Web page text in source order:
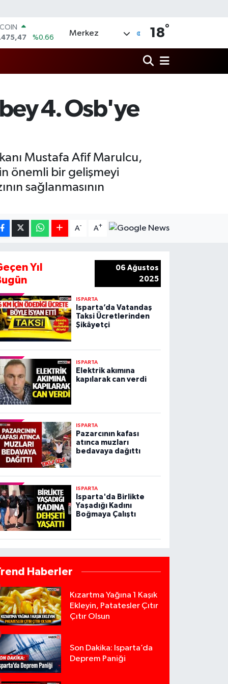
%0.66
ALTIN
%0.54
Merkez 18°
4. Osb'ye
Mustafa Afif Marulcu,
önemli bir gelişmeyi
sağlanmasının
A- A+
Yıl
06 Ağustos
2025
ISPARTA
Isparta’da Vatandaş
Taksi Ücretlerinden
Şikâyetçi
ISPARTA
Elektrik akımına
kapılarak can verdi
ISPARTA
Pazarcının kafası
atınca muzları
bedavaya dağıttı
ISPARTA
Isparta'da Birlikte
Yaşadığı Kadını
Boğmaya Çalıştı
Haberler
Kızartma Yağına 1 Kaşık
Ekleyin, Patatesler Çıtır
Çıtır Olsun
Son Dakika: Isparta’da
Deprem Paniği